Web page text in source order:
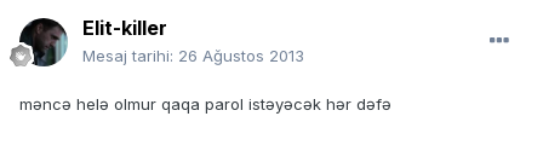
Elit-killer
Mesaj tarihi: 26 Ağustos 2013
məncə helə olmur qaqa parol istəyəcək hər dəfə